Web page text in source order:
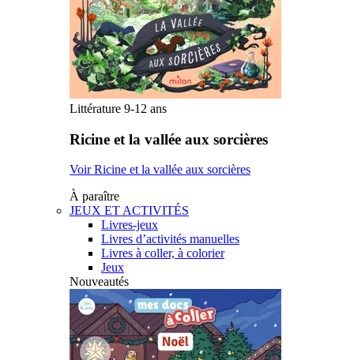
Littérature 9-12 ans
Ricine et la vallée aux sorcières
Voir Ricine et la vallée aux sorcières
À paraître
JEUX ET ACTIVITÉS
Livres-jeux
Livres d’activités manuelles
Livres à coller, à colorier
Jeux
Nouveautés